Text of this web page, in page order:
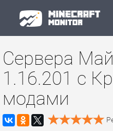
Сервера
1.16.201 c
модами